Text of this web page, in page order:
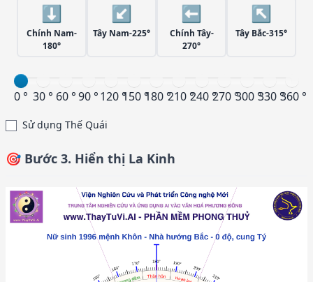
⬇️
Chính Nam-
180°
↙️
Tây Nam-225°
⬅️
Chính Tây-
270°
↖️
Tây Bắc-315°
0 ° 30 ° 60 °90 °120 °150 °180 °210 °240 °270 °300 °330 °360 °
Sử dụng Thế Quái
🎯 Bước 3. Hiển thị La Kinh